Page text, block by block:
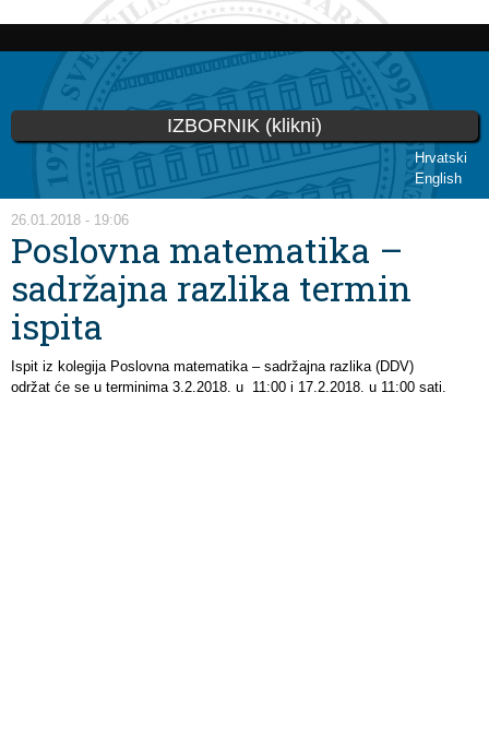
Skip to
content
Hrvatski
English
IZBORNIK (klikni)
You are here
26.01.2018 - 19:06
Poslovna matematika –
sadržajna razlika termin
ispita
Ispit iz kolegija Poslovna matematika – sadržajna razlika (DDV)
održat će se u terminima 3.2.2018. u 11:00 i 17.2.2018. u 11:00 sati.